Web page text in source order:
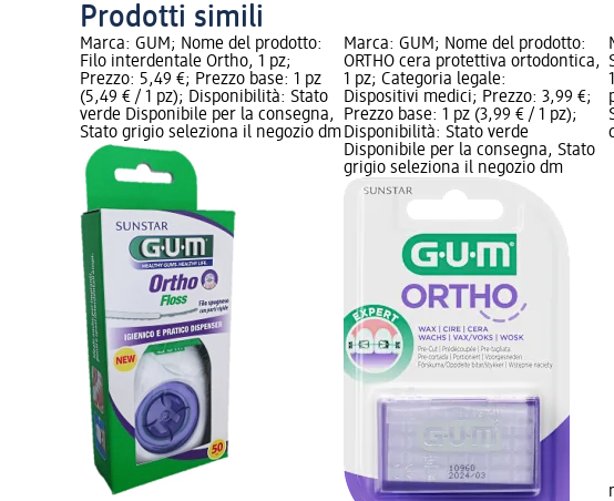
Prodotti simili
Marca: GUM; Nome del prodotto:
Filo interdentale Ortho, 1 pz;
Prezzo: 5,49 €; Prezzo base: 1 pz
(5,49 € / 1 pz); Disponibilità: Stato
verde Disponibile per la consegna,
Stato grigio seleziona il negozio dm
Marca: GUM; Nome del prodotto:
ORTHO cera protettiva ortodontica,
1 pz; Categoria legale:
Dispositivi medici; Prezzo: 3,99 €;
Prezzo base: 1 pz (3,99 € / 1 pz);
Disponibilità: Stato verde
Disponibile per la consegna, Stato
grigio seleziona il negozio dm